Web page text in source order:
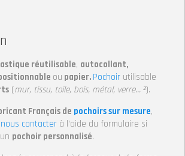
réutilisable, autocollant,
ou papier. Pochoir utilisable
(mur, tissu, toile, bois, métal, verre… ²).
Français de pochoirs sur mesure,
nous contacter à l’aide du formulaire si
pochoir personnalisé.